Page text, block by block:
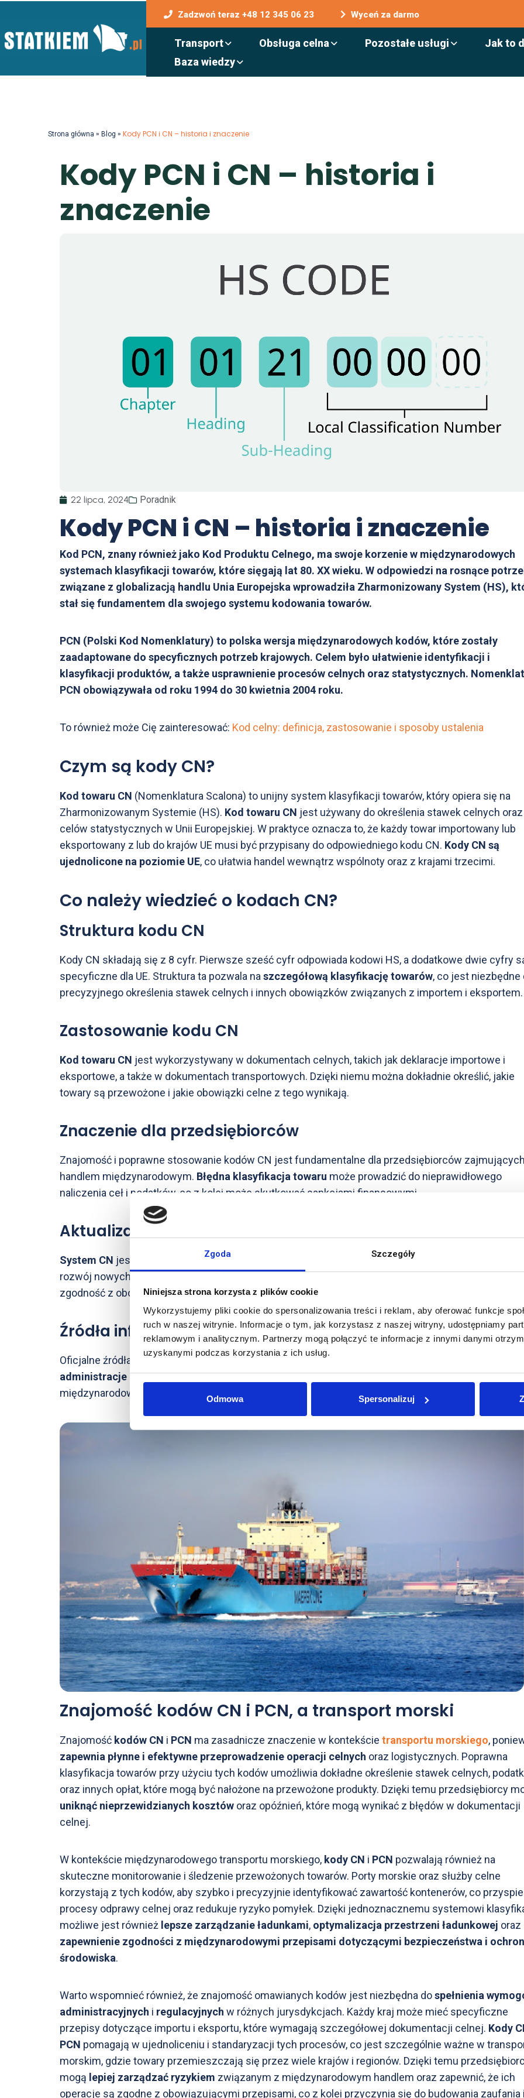
Zgoda Szczegóły
Niniejsza strona korzysta z plików cookie
Wykorzystujemy pliki cookie do spersonalizowania treści i reklam, aby oferować funkcje
ruch w naszej witrynie. Informacje o tym, jak korzystasz z naszej witryny, udostępniamy
reklamowym i analitycznym. Partnerzy mogą połączyć te informacje z innymi danymi
uzyskanymi podczas korzystania z ich usług.
Odmowa Spersonalizuj
Zadzwoń teraz +48 12 345 06 23 Wyceń za darmo
Transport Obsługa celna Pozostałe usługi Jak to
Baza wiedzy
Strona główna » Blog » Kody PCN i CN – historia i znaczenie
Kody PCN i CN – historia i
znaczenie
22 lipca, 2024 Poradnik
Kody PCN i CN – historia i znaczenie
Kod PCN, znany również jako Kod Produktu Celnego, ma swoje korzenie w międzynarodowych
systemach klasyfikacji towarów, które sięgają lat 80. XX wieku. W odpowiedzi na rosnące
związane z globalizacją handlu Unia Europejska wprowadziła Zharmonizowany System (HS),
stał się fundamentem dla swojego systemu kodowania towarów.
PCN (Polski Kod Nomenklatury) to polska wersja międzynarodowych kodów, które zostały
zaadaptowane do specyficznych potrzeb krajowych. Celem było ułatwienie identyfikacji i
klasyfikacji produktów, a także usprawnienie procesów celnych oraz statystycznych.
PCN obowiązywała od roku 1994 do 30 kwietnia 2004 roku.
To również może Cię zainteresować: Kod celny: definicja, zastosowanie i sposoby ustalenia
Czym są kody CN?
Kod towaru CN (Nomenklatura Scalona) to unijny system klasyfikacji towarów, który opiera się na
Zharmonizowanym Systemie (HS). Kod towaru CN jest używany do określenia stawek celnych
celów statystycznych w Unii Europejskiej. W praktyce oznacza to, że każdy towar importowany lub
eksportowany z lub do krajów UE musi być przypisany do odpowiedniego kodu CN. Kody CN są
ujednolicone na poziomie UE, co ułatwia handel wewnątrz wspólnoty oraz z krajami trzecimi.
Co należy wiedzieć o kodach CN?
Struktura kodu CN
Kody CN składają się z 8 cyfr. Pierwsze sześć cyfr odpowiada kodowi HS, a dodatkowe dwie cyfry
specyficzne dla UE. Struktura ta pozwala naszczegółową klasyfikację towarów, co jest niezbędne
precyzyjnego określenia stawek celnych i innych obowiązków związanych z importem i eksportem.
Zastosowanie kodu CN
Kod towaru CN jest wykorzystywany w dokumentach celnych, takich jak deklaracje importowe i
eksportowe, a także w dokumentach transportowych. Dzięki niemu można dokładnie określić, jakie
towary są przewożone i jakie obowiązki celne z tego wynikają.
Znaczenie dla przedsiębiorców
Znajomość i poprawne stosowanie kodów CN jest fundamentalne dla przedsiębiorców
handlem międzynarodowym. Błędna klasyfikacja towaru może prowadzić do nieprawidłowego
naliczenia ceł i podatków, co z kolei może skutkować sankcjami finansowymi.
Aktualizacje kodów CN
System CN jest regularnie aktualizowany, aby uwzględnić zmiany w handlu międzynarodowym oraz
rozwój nowych technologii i produktów. Przedsiębiorcy powinni śledzić te zmiany, aby zapewnić
zgodność z obowiązującymi przepisami.
Źródła informacji
Oficjalne źródła informacji o kodach CN, takie jakstrona internetowa Komisji Europejskiej
administracje celne, są niezastąpionym narzędziem dla każdego, kto zajmuje się handlem
międzynarodowym.
Znajomość kodów CN i PCN, a transport morski
Znajomość kodów CN i PCN ma zasadnicze znaczenie w kontekścietransportu morskiego,
zapewnia płynne i efektywne przeprowadzenie operacji celnych oraz logistycznych. Poprawna
klasyfikacja towarów przy użyciu tych kodów umożliwia dokładne określenie stawek celnych,
oraz innych opłat, które mogą być nałożone na przewożone produkty. Dzięki temu przedsiębiorcy
uniknąć nieprzewidzianych kosztów oraz opóźnień, które mogą wynikać z błędów w dokumentacji
celnej.
W kontekście międzynarodowego transportu morskiego, kody CN i PCN pozwalają również na
skuteczne monitorowanie i śledzenie przewożonych towarów. Porty morskie oraz służby celne
korzystają z tych kodów, aby szybko i precyzyjnie identyfikować zawartość kontenerów, co
procesy odprawy celnej oraz redukuje ryzyko pomyłek. Dzięki jednoznacznemu systemowi
możliwe jest również lepsze zarządzanie ładunkami, optymalizacja przestrzeni ładunkowej oraz
zapewnienie zgodności z międzynarodowymi przepisami dotyczącymi bezpieczeństwa i
środowiska.
Warto wspomnieć również, że znajomość omawianych kodów jest niezbędna dospełnienia
administracyjnych i regulacyjnychw różnych jurysdykcjach. Każdy kraj może mieć specyficzne
przepisy dotyczące importu i eksportu, które wymagają szczegółowej dokumentacji celnej. Kody
PCN pomagają w ujednoliceniu i standaryzacji tych procesów, co jest szczególnie ważne w
morskim, gdzie towary przemieszczają się przez wiele krajów i regionów. Dzięki temu
mogą lepiej zarządzać ryzykiem związanym z międzynarodowym handlem oraz zapewnić, że ich
operacje są zgodne z obowiązującymi przepisami, co z kolei przyczynia się do budowania zaufania i